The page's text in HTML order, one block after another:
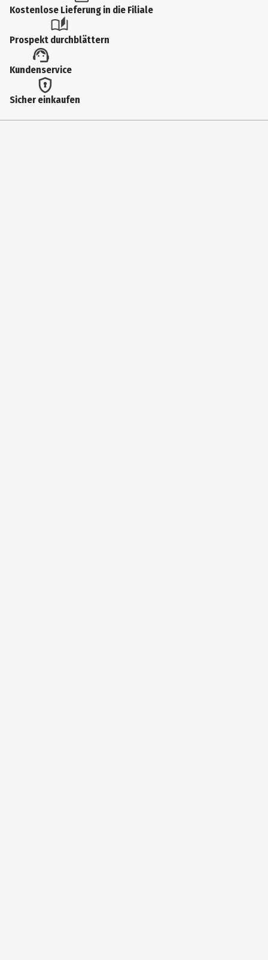
Artikelnummer des Herstellers
Hersteller
Simba Toys GmbH & Co
Herstelleradresse
Kostenlose Lieferung in die Filiale
Prospekt durchblättern
Kundenservice
Sicher einkaufen